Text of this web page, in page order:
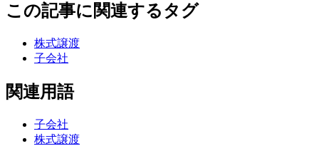
この記事に関連するタグ
株式譲渡
子会社
関連用語
子会社
株式譲渡